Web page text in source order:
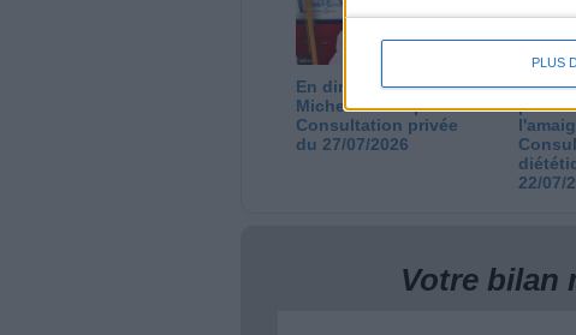
PLUS
En direct avec Jean-
Michel Cohen |
Consultation privée
du 27/07/2026
peut-
22/07/
Votre bilan